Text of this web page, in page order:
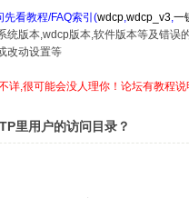
先看教程/FAQ索引(wdcp,wdcp_v3,一
统版本,wdcp版本,软件版本等及错误
改动设置等
详,很可能会没人理你！论坛有教程
里用户的访问目录？